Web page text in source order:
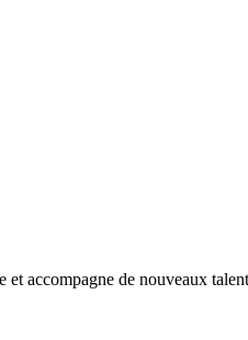
accompagne de nouveaux